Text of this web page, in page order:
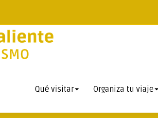
Qué visitar Organiza tu viaje